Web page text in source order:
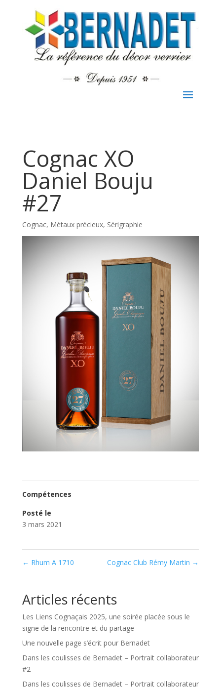
Cognac XO
Daniel Bouju
#27
Cognac, Métaux précieux, Sérigraphie
Compétences
Posté le
3 mars 2021
← Rhum A 1710 Cognac Club Rémy Martin →
Articles récents
Les Liens Cognaçais 2025, une soirée placée sous le
signe de la rencontre et du partage
Une nouvelle page s’écrit pour Bernadet
Dans les coulisses de Bernadet – Portrait collaborateur
#2
Dans les coulisses de Bernadet – Portrait collaborateur